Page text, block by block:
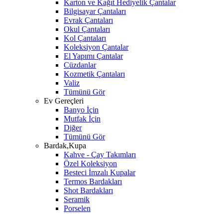
Karton ve Kağıt Hediyelik Çantalar
Bilgisayar Çantaları
Evrak Çantaları
Okul Çantaları
Kol Çantaları
Koleksiyon Çantalar
El Yapımı Çantalar
Cüzdanlar
Kozmetik Çantaları
Valiz
Tümünü Gör
Ev Gereçleri
Banyo İçin
Mutfak İçin
Diğer
Tümünü Gör
Bardak,Kupa
Kahve - Çay Takımları
Özel Koleksiyon
Besteci İmzalı Kupalar
Termos Bardakları
Shot Bardakları
Seramik
Porselen